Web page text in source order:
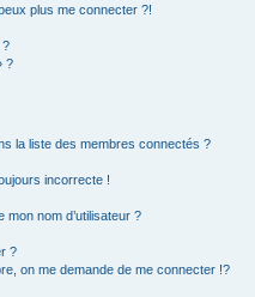
plus me connecter ?!
?
?
la liste des membres connectés ?
incorrecte !
nom d’utilisateur ?
?
on me demande de me connecter !?